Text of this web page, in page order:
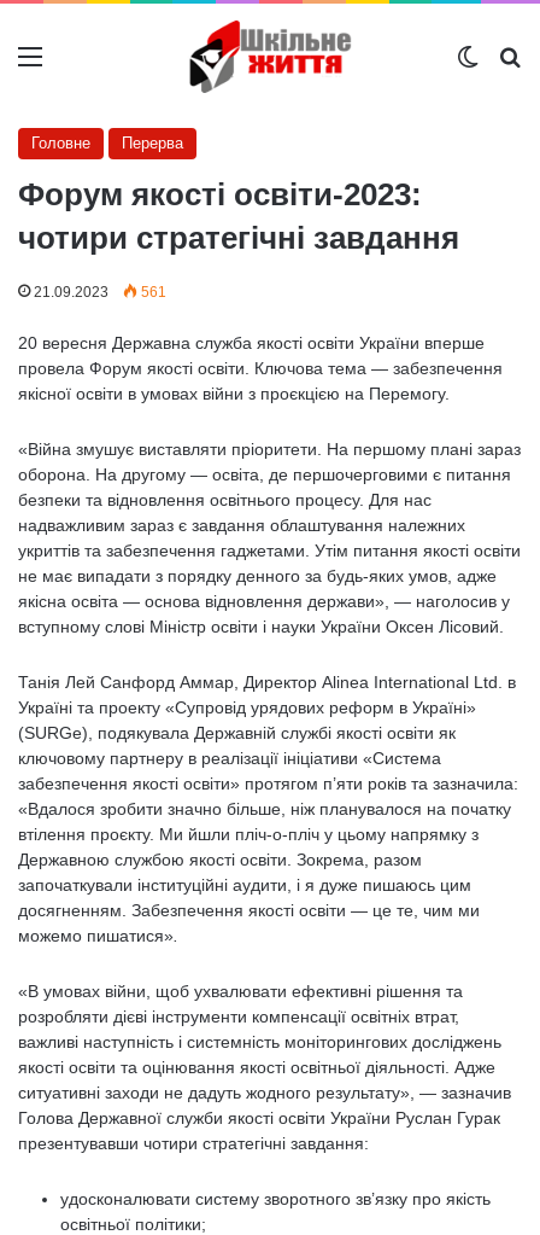
Меню
Головне Перерва
Форум якості освіти-2023:
чотири стратегічні завдання
21.09.2023 561
20 вересня Державна служба якості освіти України вперше
провела Форум якості освіти. Ключова тема — забезпечення
якісної освіти в умовах війни з проєкцією на Перемогу.
«Війна змушує виставляти пріоритети. На першому плані зараз
оборона. На другому — освіта, де першочерговими є питання
безпеки та відновлення освітнього процесу. Для нас
надважливим зараз є завдання облаштування належних
укриттів та забезпечення гаджетами. Утім питання якості освіти
не має випадати з порядку денного за будь-яких умов, адже
якісна освіта — основа відновлення держави», — наголосив у
вступному слові Міністр освіти і науки України Оксен Лісовий.
Танія Лей Санфорд Аммар, Директор Alinea International Ltd. в
Україні та проекту «Супровід урядових реформ в Україні»
(SURGe), подякувала Державній службі якості освіти як
ключовому партнеру в реалізації ініціативи «Система
забезпечення якості освіти» протягом п’яти років та зазначила:
«Вдалося зробити значно більше, ніж планувалося на початку
втілення проєкту. Ми йшли пліч-о-пліч у цьому напрямку з
Державною службою якості освіти. Зокрема, разом
започаткували інституційні аудити, і я дуже пишаюсь цим
досягненням. Забезпечення якості освіти — це те, чим ми
можемо пишатися»
«В умовах війни, щоб ухвалювати ефективні рішення та
розробляти дієві інструменти компенсації освітніх втрат,
важливі наступність і системність моніторингових досліджень
якості освіти та оцінювання якості освітньої діяльності. Адже
ситуативні заходи не дадуть жодного результату», — зазначив
Голова Державної служби якості освіти України Руслан Гурак
презентувавши чотири стратегічні завдання:
удосконалювати систему зворотного зв’язку про якість
освітньої політики;